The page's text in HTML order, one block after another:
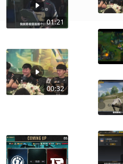
01:21
00:32